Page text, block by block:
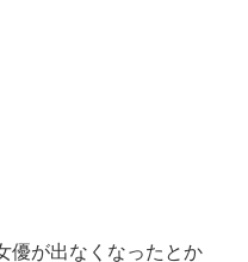
優が出なくなったとか